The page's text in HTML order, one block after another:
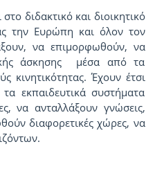
διδακτικό και διοικητικό
την Ευρώπη και όλον τον
να επιμορφωθούν, να
άσκησης μέσα από τα
κινητικότητας. Έχουν έτσι
εκπαιδευτικά συστήματα
να ανταλλάξουν γνώσεις,
διαφορετικές χώρες, να